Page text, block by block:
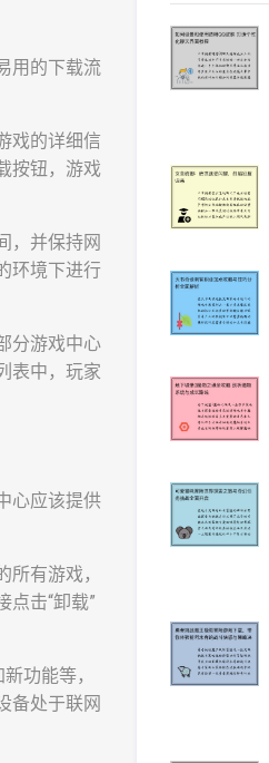
用的下载流
戏的详细信
按钮，游戏
，并保持网
环境下进行
分游戏中心
表中，玩家
心应该提供
有游戏，
击“卸载”
功能等，
备处于联网